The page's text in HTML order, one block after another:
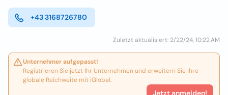
+43 3168726780
Zuletzt aktualisiert: 2/22/24, 10:22 AM
Unternehmer aufgepasst!
Registrieren Sie jetzt Ihr Unternehmen und erweitern Sie Ihre
globale Reichweite mit iGlobal.
Jetzt anmelden!